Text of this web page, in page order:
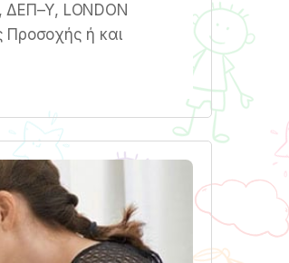
LONDON
Προσοχής ή και